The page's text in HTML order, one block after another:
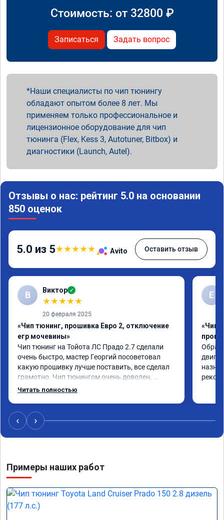
Стоимость: от 32800 ₽
Записаться Задать вопрос
Наши специалисты по чип тюнингу
обладают опытом более 8 лет. Мы
применяем только профессиональное и
лицензионное оборудование для чип
тюнинга (Flex, Kess 3, Autotuner, Bitbox) и
диагностики (Launch, Autel).
Отзывы о нас: рейтинг 5.0 на основании
850 оценок
5.0 из 5★★★★★ Avito Оставить отзыв
В Виктор ✓
★★★★★
20 февраля 2025
«Чип тюнинг, прошивка Евро 2, отключение
егр мочевины»
Чип тюнинг на Тойота ЛС Прадо 2.7 сделали
очень быстро, мастер Георгий посоветовал
какую прошивку лучше поставить, все сделал
грамотно. Чип тюнингом очень доволен,
машина ожила немного, отзыв на педаль газа
провалы. Расход топлива остался таким же, но
динамика улучшилась. Советую этот сервис
всем. Спасибо!!!
Читать полностью
Е
«Чип
‹ ›
Примеры наших работ